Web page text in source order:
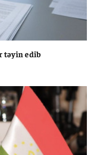
təyin edib